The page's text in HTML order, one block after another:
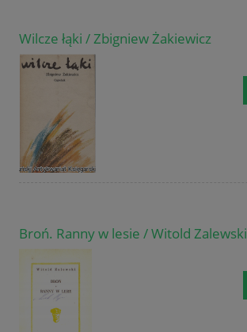
Wilcze łąki / Zbigniew Żakiewicz
Broń. Ranny w lesie / Witold Zalewski